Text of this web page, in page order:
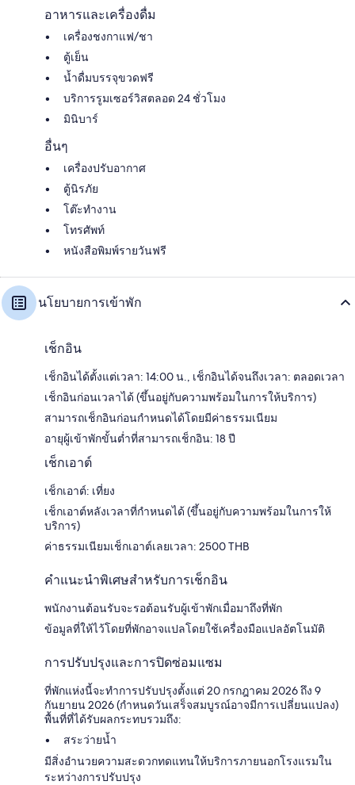
อาหารและเครื่องดื่ม
เครื่องชงกาแฟ/ชา
ตู้เย็น
น้ำดื่มบรรจุขวดฟรี
บริการรูมเซอร์วิสตลอด 24 ชั่วโมง
มินิบาร์
อื่นๆ
เครื่องปรับอากาศ
ตู้นิรภัย
โต๊ะทำงาน
โทรศัพท์
หนังสือพิมพ์รายวันฟรี
นโยบายการเข้าพัก
เช็กอิน
เช็กอินได้ตั้งแต่เวลา: 14:00 น., เช็กอินได้จนถึงเวลา: ตลอดเวลา
เช็กอินก่อนเวลาได้ (ขึ้นอยู่กับความพร้อมในการให้บริการ)
สามารถเช็กอินก่อนกำหนดได้โดยมีค่าธรรมเนียม
อายุผู้เข้าพักขั้นต่ำที่สามารถเช็กอิน: 18 ปี
เช็กเอาต์
เช็กเอาต์: เที่ยง
เช็กเอาต์หลังเวลาที่กำหนดได้ (ขึ้นอยู่กับความพร้อมในการให้
บริการ)
ค่าธรรมเนียมเช็กเอาต์เลยเวลา: 2500 THB
คำแนะนำพิเศษสำหรับการเช็กอิน
พนักงานต้อนรับจะรอต้อนรับผู้เข้าพักเมื่อมาถึงที่พัก
ข้อมูลที่ให้ไว้โดยที่พักอาจแปลโดยใช้เครื่องมือแปลอัตโนมัติ
การปรับปรุงและการปิดซ่อมแซม
ที่พักแห่งนี้จะทำการปรับปรุงตั้งแต่ 20 กรกฎาคม 2026 ถึง 9
กันยายน 2026 (กำหนดวันเสร็จสมบูรณ์อาจมีการเปลี่ยนแปลง)
พื้นที่ที่ได้รับผลกระทบรวมถึง:
สระว่ายน้ำ
มีสิ่งอำนวยความสะดวกทดแทนให้บริการภายนอกโรงแรมใน
ระหว่างการปรับปรุง